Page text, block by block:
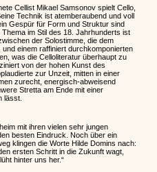
Cellist Mikael Samsonov spielt Cello,
Technik ist atemberaubend und voll
Gespür für Form und Struktur sind
im Stil des 18. Jahrhunderts ist
der Solostimme, die dem
einem raffiniert durchkomponierten
was die Celloliteratur überhaupt zu
von der hohen Kunst des
zur Unzeit, mitten in einer
zurecht, energisch-abweisend
Stretta am Ende mit einer
lässt.
mit ihren vielen sehr jungen
besten Eindruck. Noch über ein
klingen die Worte Hilde Domins nach:
ersten Schritt in die Zukunft wagt,
hinter uns her.“